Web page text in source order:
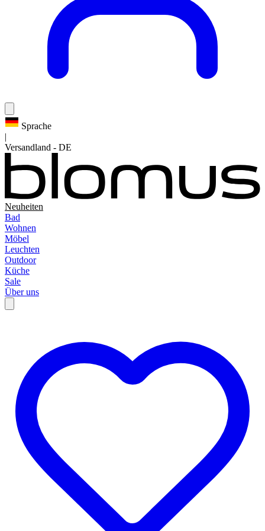
Sprache
|
Versandland - DE
Neuheiten
Bad
Wohnen
Möbel
Leuchten
Outdoor
Küche
Sale
Über uns